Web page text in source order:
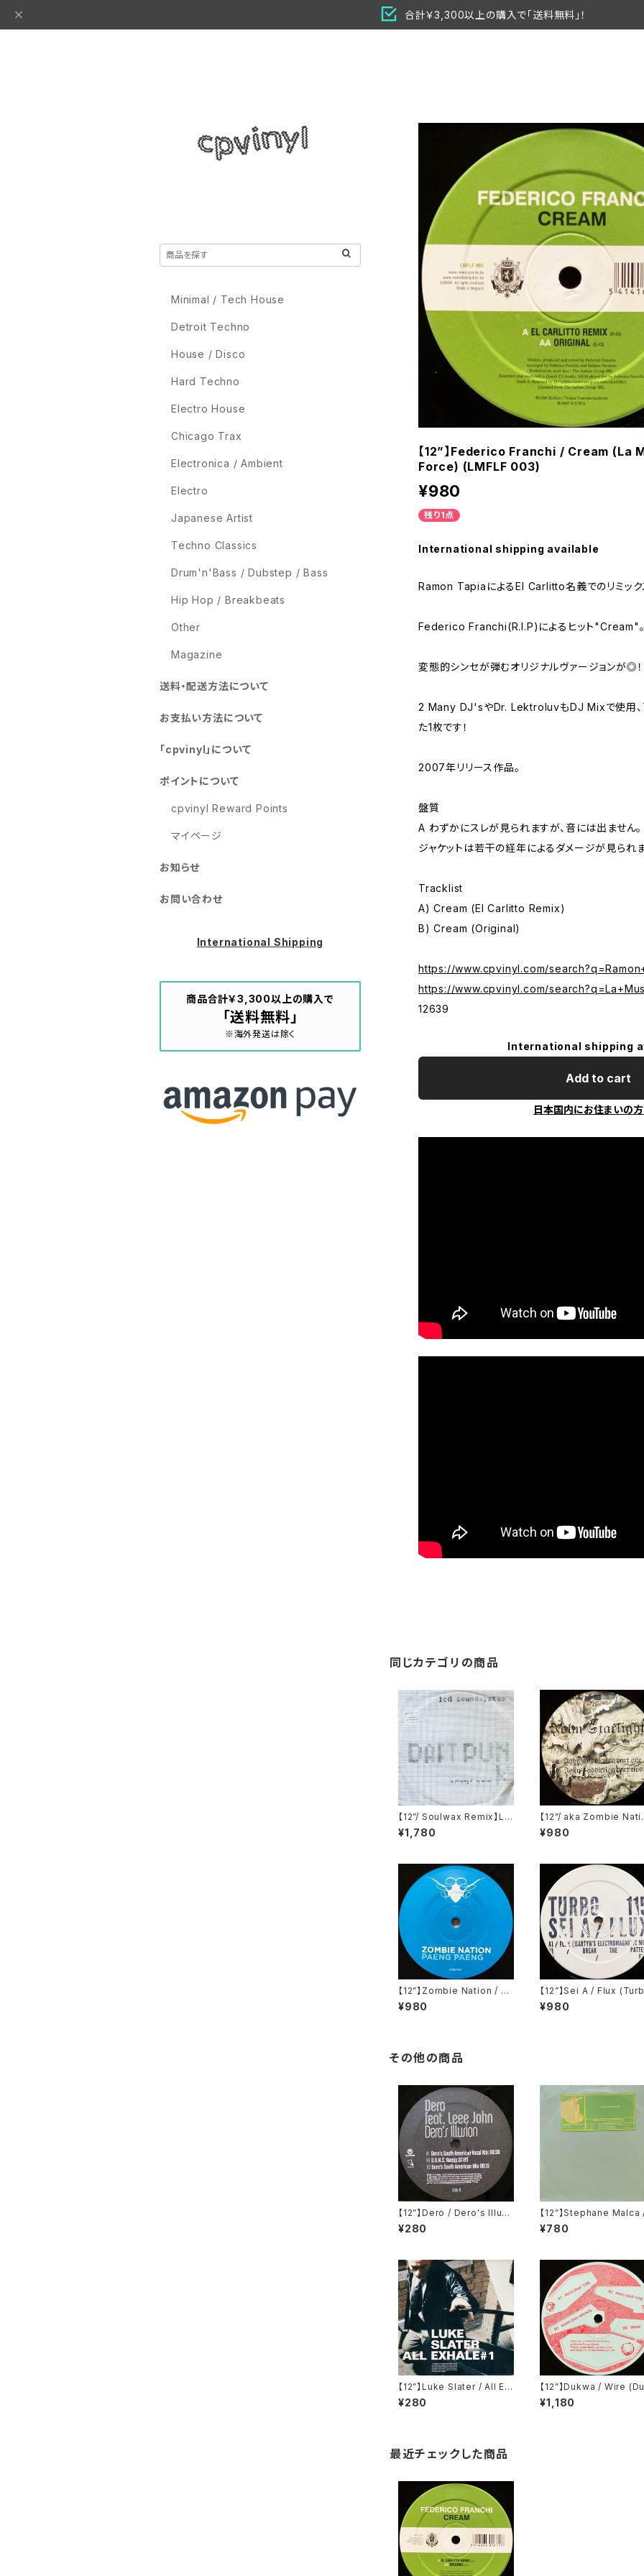
合計￥3,300以上の購入で「送料無料」！
【12”】Federico Franchi / Cream (La
Force) (LMFLF 003)
¥980
残り1点
International shipping available
Ramon TapiaによるEl Carlitto名義でのリミック
Federico Franchi(R.I.P)によるヒット"Cream"
変態的シンセが弾むオリジナルヴァージョンが◎！
2 Many DJ'sやDr. LektroluvもDJ Mixで使用、
た1枚です！
2007年リリース作品。
盤質
A わずかにスレが見られますが、音には出ません。
ジャケットは若干の経年によるダメージが見られま
Tracklist
A) Cream (El Carlitto Remix)
B) Cream (Original)
https://www.cpvinyl.com/
https://www.cpvinyl.com/
12639
International shipping
Add to cart
日本国内にお住まいの
同じカテゴリの商品
【12”/ Soulwax Remix】LC
D Soundsystem / Daft P
unk Is Playing At My Ho
¥1,780
【12”/ aka Zombie
n】John Starlight / Joh
n's Addiction
¥980
【12”】Zombie Nation / Pa
eng Paeng (Cocoon Rec
ordings) (COR12"017)
¥980
【12”】Sei A / Flux
(Turbo 115)
¥980
その他の商品
【12”】Dero / Dero's Illusi
on (Kontor Records) (Ko
ntor516)
¥280
【12”】Stephane Malca
Next To You (Pro-
ax) (19904)
¥780
【12”】Luke Slater / All Ex
hale # 1 (NovaMute) (12
NOMU79)
¥280
【12”】Dukwa / Wire
wa Music)
¥1,180
最近チェックした商品
Minimal / Tech House
Detroit Techno
House / Disco
Hard Techno
Electro House
Chicago Trax
Electronica / Ambient
Electro
Japanese Artist
Techno Classics
Drum'n'Bass / Dubstep / Bass
Hip Hop / Breakbeats
Other
Magazine
送料・配送方法について
お支払い方法について
「cpvinyl」について
ポイントについて
cpvinyl Reward Points
マイページ
お知らせ
お問い合わせ
International Shipping
商品合計￥3,300以上の購入で
「送料無料」
※海外発送は除く